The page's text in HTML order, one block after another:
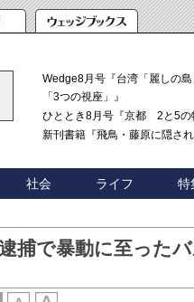
Wedge8月号『台湾「麗しの
「3つの視座」』
ひととき8月号『京都 2と5の
新刊書籍『飛鳥・藤原に隠され
社会 ライフ 特
捕で暴動に至った